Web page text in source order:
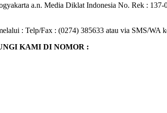
a.n. Media Diklat Indonesia No. Rek : 137-
: Telp/Fax : (0274) 385633 atau via SMS/
KAMI DI NOMOR :